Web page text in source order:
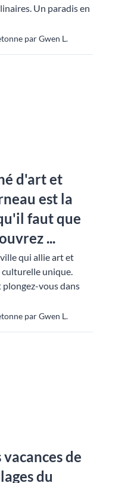
Un paradis en
par Gwen L.
d'art et
est la
faut que
...
qui allie art et
unique.
plongez-vous dans
par Gwen L.
de
du